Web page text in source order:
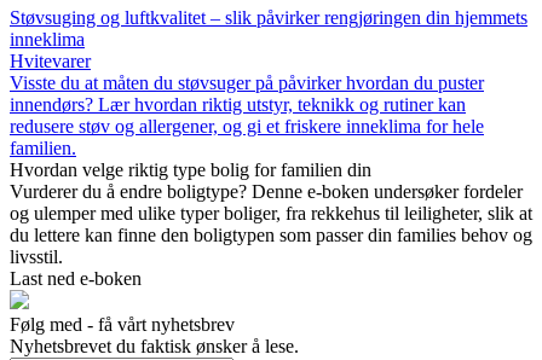
Støvsuging og luftkvalitet – slik påvirker rengjøringen din hjemmets
inneklima
Hvitevarer
Visste du at måten du støvsuger på påvirker hvordan du puster
innendørs? Lær hvordan riktig utstyr, teknikk og rutiner kan
redusere støv og allergener, og gi et friskere inneklima for hele
familien.
Hvordan velge riktig type bolig for familien din
Vurderer du å endre boligtype? Denne e-boken undersøker fordeler
og ulemper med ulike typer boliger, fra rekkehus til leiligheter, slik at
du lettere kan finne den boligtypen som passer din families behov og
livsstil.
Last ned e-boken
Følg med - få vårt nyhetsbrev
Nyhetsbrevet du faktisk ønsker å lese.